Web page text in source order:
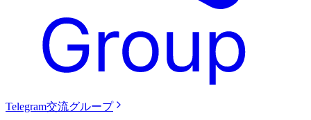
Telegram交流グループ